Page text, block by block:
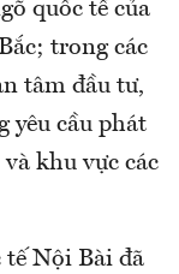
quốc tế của
trong các
tâm đầu tư,
yêu cầu phát
khu vực các
tế Nội Bài đã